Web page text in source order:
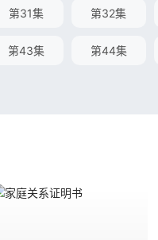
第31集 第32集
第43集 第44集